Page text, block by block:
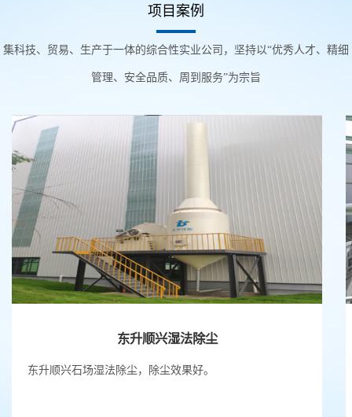
项目案例
集科技、贸易、生产于一体的综合性实业公司，坚持以“优秀人才、精细
管理、安全品质、周到服务”为宗旨
东升顺兴湿法除尘
东升顺兴石场湿法除尘，除尘效果好。